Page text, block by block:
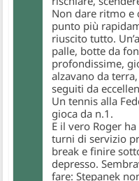
Non dare ritmo e
punto più
riuscito tutto.
palle, botte da
profondissime,
alzavano da
seguiti da
Un tennis alla
gioca da n.1.
E il vero Roger
turni di servizio
break e finire
depresso.
fare: Stepanek